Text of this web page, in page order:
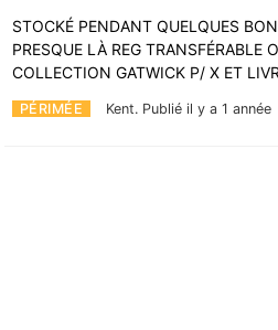
PÉRIMÉE Kent. Publié il y a 1 année
STOCKÉ PENDANT QUELQUES
PRESQUE LÀ REG TRANSFÉRABLE
COLLECTION GATWICK P/ X ET